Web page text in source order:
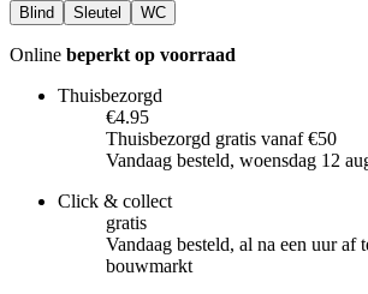
Blind Sleutel WC
Online beperkt op voorraad
Thuisbezorgd
€4.95
Thuisbezorgd gratis vanaf €50
Vandaag besteld, woensdag 12
Click & collect
gratis
Vandaag besteld, al na een uur af
bouwmarkt